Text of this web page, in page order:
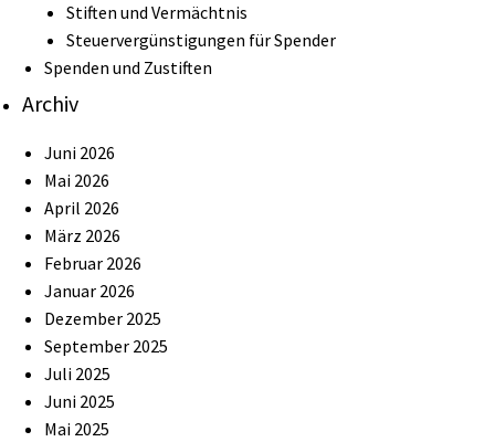
Stiften und Vermächtnis
Steuervergünstigungen für Spender
Spenden und Zustiften
Archiv
Juni 2026
Mai 2026
April 2026
März 2026
Februar 2026
Januar 2026
Dezember 2025
September 2025
Juli 2025
Juni 2025
Mai 2025